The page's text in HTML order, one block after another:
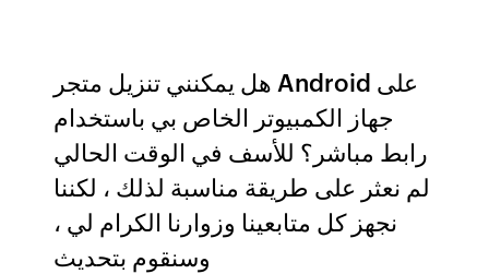
هل يمكنني تنزيل متجر Android على
جهاز الكمبيوتر الخاص بي باستخدام
رابط مباشر؟ للأسف في الوقت الحالي
لم نعثر على طريقة مناسبة لذلك ، لكننا
نجهز كل متابعينا وزوارنا الكرام لي ،
وسنقوم بتحديث